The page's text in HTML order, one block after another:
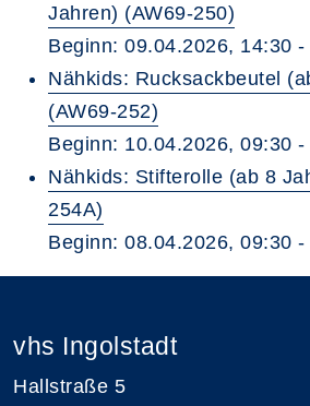
Jahren) (AW69-250)
Beginn: 09.04.2026, 14:30
Nähkids: Rucksackbeutel
(AW69-252)
Beginn: 10.04.2026, 09:30
Nähkids: Stifterolle (ab 8
254A)
Beginn: 08.04.2026, 09:30
vhs Ingolstadt
Hallstraße 5